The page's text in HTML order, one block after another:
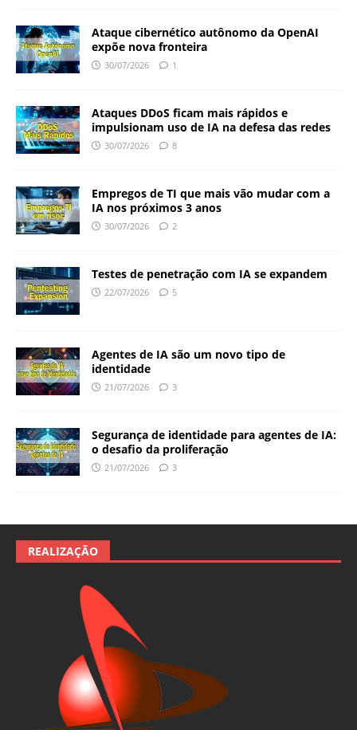
Ataque cibernético autônomo da OpenAI
expõe nova fronteira
30/07/2026 1
Ataques DDoS ficam mais rápidos e
impulsionam uso de IA na defesa das redes
30/07/2026 8
Empregos de TI que mais vão mudar com a
IA nos próximos 3 anos
30/07/2026 2
Testes de penetração com IA se expandem
22/07/2026 5
Agentes de IA são um novo tipo de
identidade
21/07/2026 3
Segurança de identidade para agentes de IA:
o desafio da proliferação
21/07/2026 3
REALIZAÇÃO